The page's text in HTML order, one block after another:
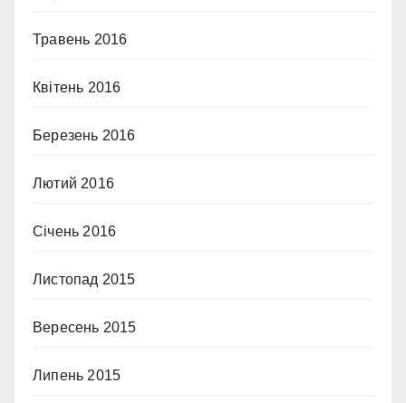
Травень 2016
Квітень 2016
Березень 2016
Лютий 2016
Січень 2016
Листопад 2015
Вересень 2015
Липень 2015